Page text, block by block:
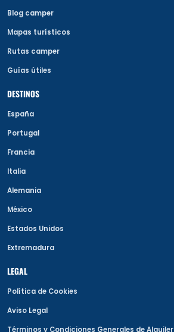
Blog camper
Mapas turísticos
Rutas camper
Guías útiles
DESTINOS
España
Portugal
Francia
Italia
Alemania
México
Estados Unidos
Extremadura
LEGAL
Política de Cookies
Aviso Legal
Términos y Condiciones Generales de Alquiler